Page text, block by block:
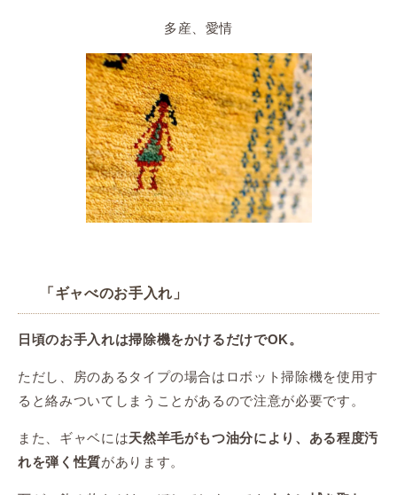
多産、愛情
「ギャべのお手入れ」
日頃のお手入れは掃除機をかけるだけでOK。
ただし、房のあるタイプの場合はロボット掃除機を使用す
ると絡みついてしまうことがあるので注意が必要です。
また、ギャベには天然羊毛がもつ油分により、ある程度汚
れを弾く性質があります。